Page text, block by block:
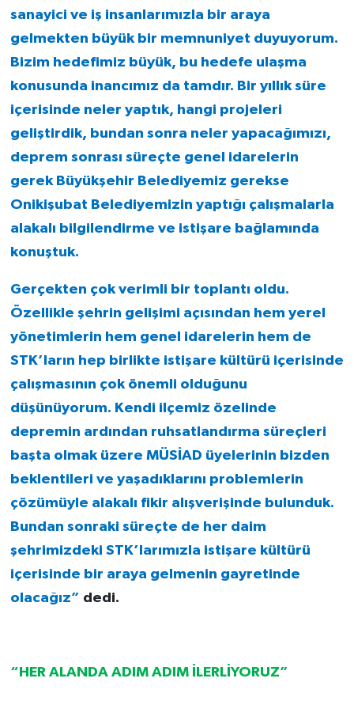
sanayici ve iş insanlarımızla bir araya
gelmekten büyük bir memnuniyet duyuyorum.
Bizim hedefimiz büyük, bu hedefe ulaşma
konusunda inancımız da tamdır. Bir yıllık süre
içerisinde neler yaptık, hangi projeleri
geliştirdik, bundan sonra neler yapacağımızı,
deprem sonrası süreçte genel idarelerin
gerek Büyükşehir Belediyemiz gerekse
Onikişubat Belediyemizin yaptığı çalışmalarla
alakalı bilgilendirme ve istişare bağlamında
konuştuk.
Gerçekten çok verimli bir toplantı oldu.
Özellikle şehrin gelişimi açısından hem yerel
yönetimlerin hem genel idarelerin hem de
STK’ların hep birlikte istişare kültürü içerisinde
çalışmasının çok önemli olduğunu
düşünüyorum. Kendi ilçemiz özelinde
depremin ardından ruhsatlandırma süreçleri
başta olmak üzere MÜSİAD üyelerinin bizden
beklentileri ve yaşadıklarını problemlerin
çözümüyle alakalı fikir alışverişinde bulunduk.
Bundan sonraki süreçte de her daim
şehrimizdeki STK’larımızla istişare kültürü
içerisinde bir araya gelmenin gayretinde
olacağız” dedi.
“HER ALANDA ADIM ADIM İLERLİYORUZ”